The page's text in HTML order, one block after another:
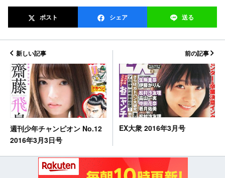
ポスト シェア 送る
新しい記事
週刊少年チャンピオン No.12
2016年3月3日号
前の記事
EX大衆 2016年3月号